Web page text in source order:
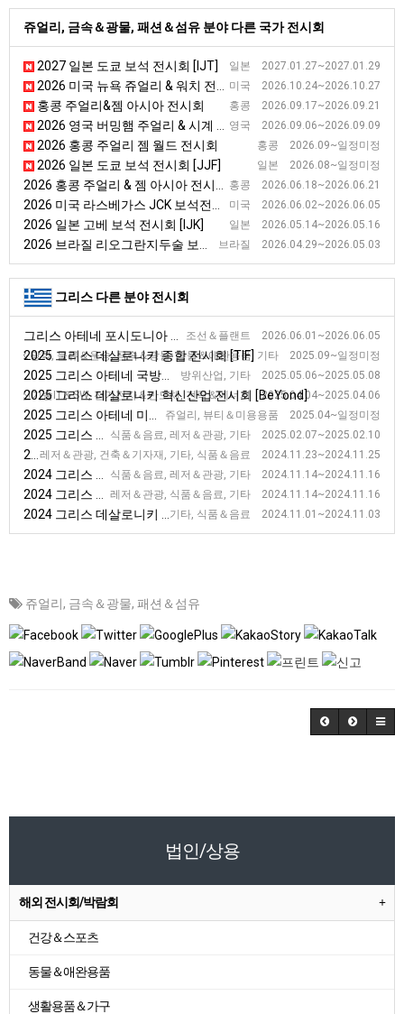
쥬얼리, 금속＆광물, 패션＆섬유 분야 다른 국가 전시회
일본 2027.01.27~2027.01.29
2027 일본 도쿄 보석 전시회 [IJT]
미국 2026.10.24~2026.10.27
2026 미국 뉴욕 쥬얼리 & 워치 전시회
홍콩 2026.09.17~2026.09.21
홍콩 주얼리&젬 아시아 전시회
영국 2026.09.06~2026.09.09
2026 영국 버밍햄 주얼리 & 시계 전시회
홍콩 2026.09~일정미정
2026 홍콩 주얼리 젬 월드 전시회
일본 2026.08~일정미정
2026 일본 도쿄 보석 전시회 [JJF]
홍콩 2026.06.18~2026.06.21
2026 홍콩 주얼리 & 젬 아시아 전시회 [JGA ]
미국 2026.06.02~2026.06.05
2026 미국 라스베가스 JCK 보석전시회
일본 2026.05.14~2026.05.16
2026 일본 고베 보석 전시회 [IJK]
브라질 2026.04.29~2026.05.03
2026 브라질 리오그란지두술 보석 전시회 [ExpoSol]
그리스 다른 분야 전시회
조선＆플랜트 2026.06.01~2026.06.05
그리스 아테네 포시도니아 조선해양 전시회
리＆광학, 물류＆운송, 금속＆광물, 동물＆애완용품, 기타 2025.09~일정미정
2025 그리스 데살로니키 종합 전시회 [TIF]
방위산업, 기타 2025.05.06~2025.05.08
2025 그리스 아테네 국방산업 전시회 [DEFEA]
통신기술IT＆SW, 전기전자＆반도체, 전력＆에너지 2025.04.04~2025.04.06
2025 그리스 데살로니키 혁신산업 전시회 [BeYond]
쥬얼리, 뷰티＆미용용품 2025.04~일정미정
2025 그리스 아테네 미용 전시회 [Beauty Greece]
식품＆음료, 레저＆관광, 기타 2025.02.07~2025.02.10
2025 그리스 아테네 호텔, 레스토랑, 카페 산업 전시회 [HORECA]
레저＆관광, 건축＆기자재, 기타, 식품＆음료 2024.11.23~2024.11.25
2024 그리스 아테네 호텔 건축 및 서비스 전시회 [XENIA]
식품＆음료, 레저＆관광, 기타 2024.11.14~2024.11.16
2024 그리스 데살로니키 호텔 건축 및 서비스 전시회 [Hotelia]
레저＆관광, 식품＆음료, 기타 2024.11.14~2024.11.16
2024 그리스 테살로니키 국제관광산업 전시회 [Philoxenia]
기타, 식품＆음료 2024.11.01~2024.11.03
2024 그리스 데살로니키 식품음료 및 기계설비 전시회 [DETROP]
쥬얼리, 금속＆광물, 패션＆섬유
법인/상용
해외 전시회/박람회
건강＆스포츠
동물＆애완용품
생활용품＆가구